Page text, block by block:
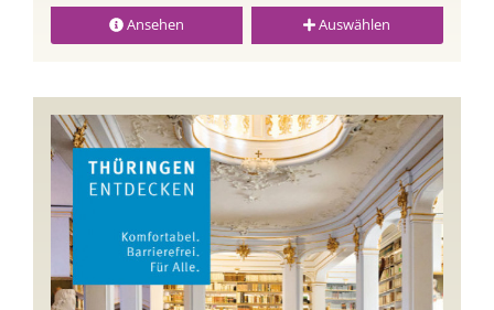
Ansehen Auswählen